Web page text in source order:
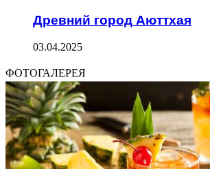
Древний город Аюттхая
03.04.2025
ФОТОГАЛЕРЕЯ